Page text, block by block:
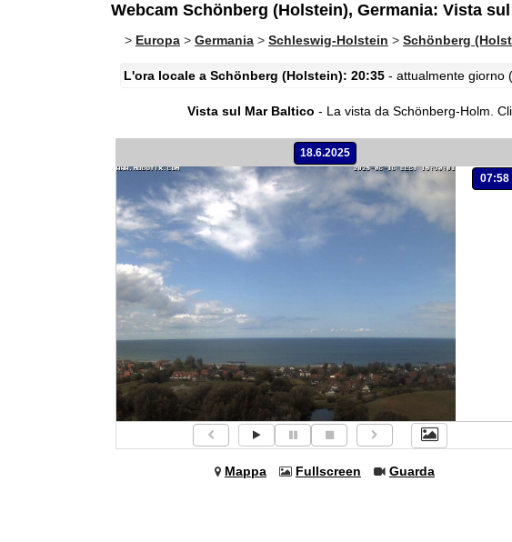
Webcam Schönberg (Holstein), Germania: Vista
> Europa > Germania > Schleswig-Holstein > Schönberg
L'ora locale a Schönberg (Holstein): 20:35 - attualmente giorno
Vista sul Mar Baltico - La vista da Schönberg-Holm.
18.6.2025
07:58
Mappa Fullscreen Guarda